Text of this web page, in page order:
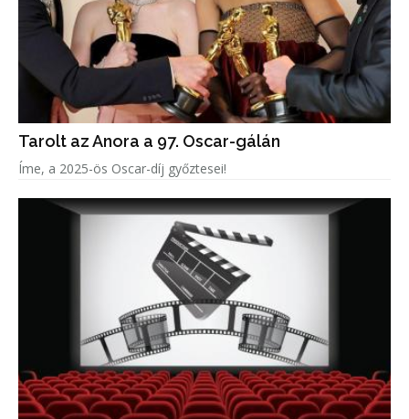
Tarolt az Anora a 97. Oscar-gálán
Íme, a 2025-ös Oscar-díj győztesei!